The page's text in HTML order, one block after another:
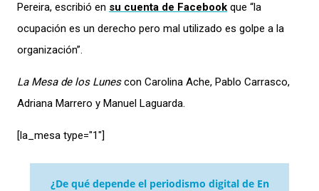
Pereira, escribió en su cuenta de Facebook que “la
ocupación es un derecho pero mal utilizado es golpe a la
organización”.
La Mesa de los Lunescon Carolina Ache, Pablo Carrasco,
Adriana Marrero y Manuel Laguarda.
[la_mesa type="1″]
¿De qué depende el periodismo digital de En